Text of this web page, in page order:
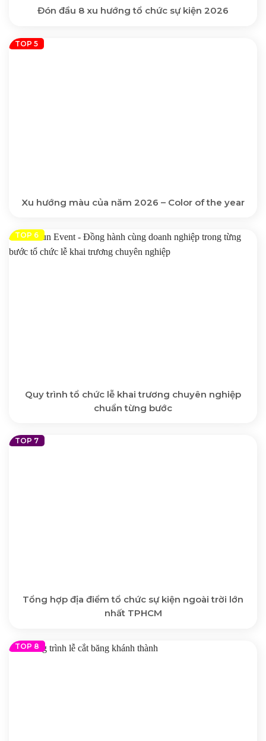
Đón đầu 8 xu hướng tổ chức sự kiện 2026
Xu hướng màu của năm 2026 – Color of the year
Quy trình tổ chức lễ khai trương chuyên nghiệp
chuẩn từng bước
Tổng hợp địa điểm tổ chức sự kiện ngoài trời lớn
nhất TPHCM